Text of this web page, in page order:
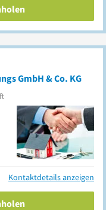
GmbH & Co. KG
Kontaktdetails anzeigen